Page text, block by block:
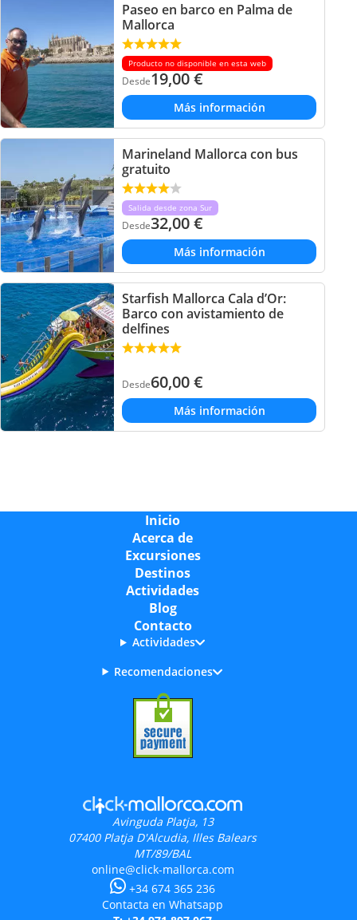
Paseo en barco en Palma de
Mallorca
Producto no disponible en esta web
Desde19,00€
Más información
Marineland Mallorca con bus
gratuito
Salida desde zona Sur
Desde32,00€
Más información
Starfish Mallorca Cala d’Or:
Barco con avistamiento de
delfines
Desde60,00€
Más información
Inicio
Acerca de
Excursiones
Destinos
Actividades
Blog
Contacto
Actividades
Recomendaciones
Avinguda Platja, 13
07400 Platja D'Alcudia, Illes Balears
MT/89/BAL
online@click-mallorca.com
+34 674 365 236
Contacta en Whatsapp